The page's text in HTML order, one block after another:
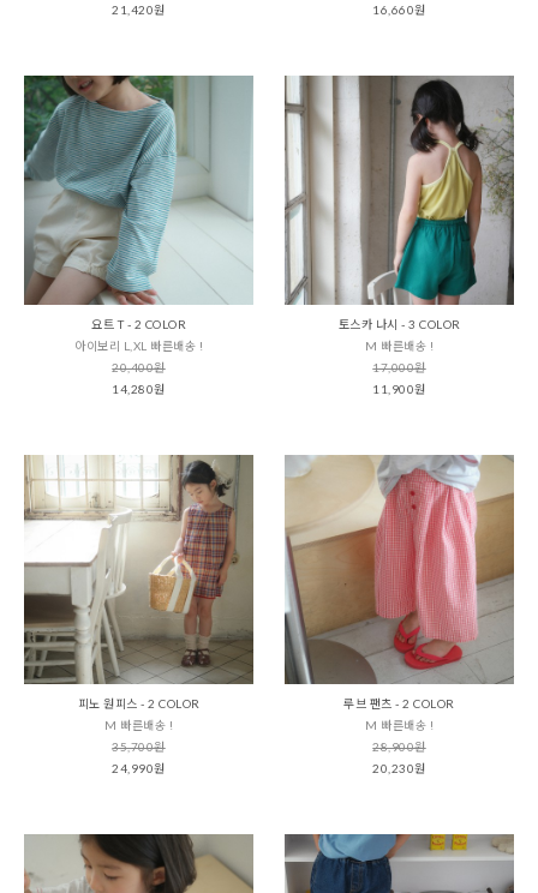
21,420원
16,660원
요트 T - 2 COLOR
아이보리 L,XL 빠른배송 !
20,400원
14,280원
토스카 나시 - 3 COLOR
M 빠른배송 !
17,000원
11,900원
피노 원피스 - 2 COLOR
M 빠른배송 !
35,700원
24,990원
루브 팬츠 - 2 COLOR
M 빠른배송 !
28,900원
20,230원